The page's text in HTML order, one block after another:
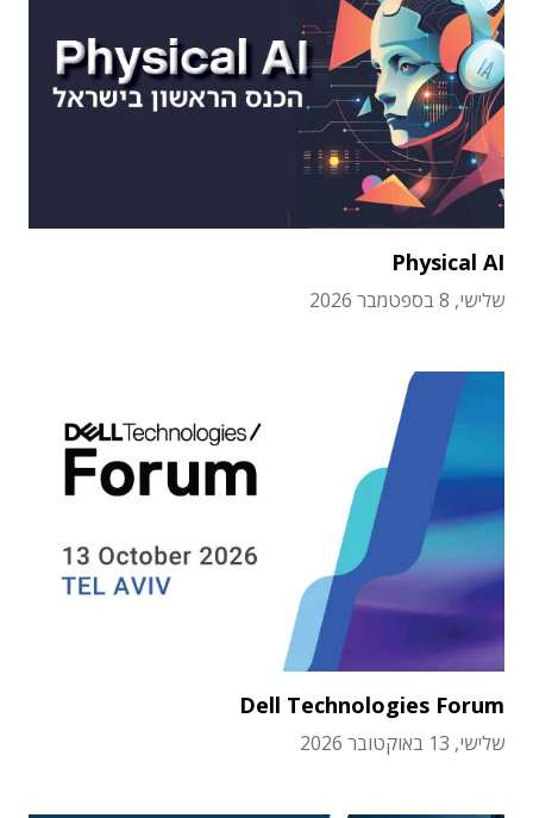
Physical AI
שלישי, 8 בספטמבר 2026
Dell Technologies Forum
שלישי, 13 באוקטובר 2026